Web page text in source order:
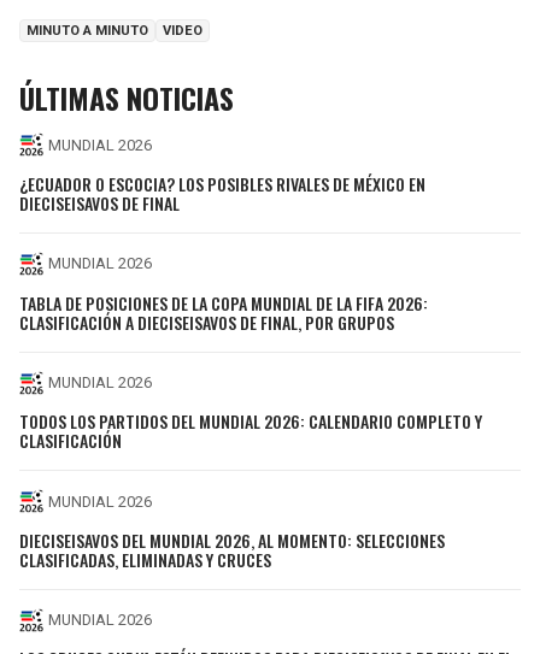
MINUTO A MINUTO VIDEO
ÚLTIMAS NOTICIAS
MUNDIAL 2026
¿ECUADOR O ESCOCIA? LOS POSIBLES RIVALES DE MÉXICO EN
DIECISEISAVOS DE FINAL
MUNDIAL 2026
TABLA DE POSICIONES DE LA COPA MUNDIAL DE LA FIFA 2026:
CLASIFICACIÓN A DIECISEISAVOS DE FINAL, POR GRUPOS
MUNDIAL 2026
TODOS LOS PARTIDOS DEL MUNDIAL 2026: CALENDARIO COMPLETO Y
CLASIFICACIÓN
MUNDIAL 2026
DIECISEISAVOS DEL MUNDIAL 2026, AL MOMENTO: SELECCIONES
CLASIFICADAS, ELIMINADAS Y CRUCES
MUNDIAL 2026